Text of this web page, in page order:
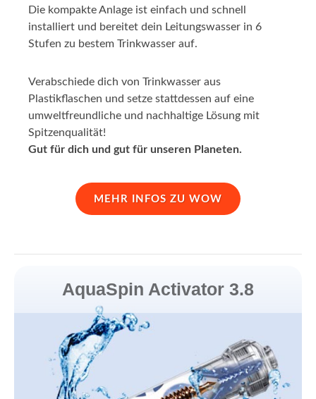
Die kompakte Anlage ist einfach und schnell
installiert und bereitet dein Leitungswasser in 6
Stufen zu bestem Trinkwasser auf.
Verabschiede dich von Trinkwasser aus
Plastikflaschen und setze stattdessen auf eine
umweltfreundliche und nachhaltige Lösung mit
Spitzenqualität!
Gut für dich und gut für unseren Planeten.
MEHR INFOS ZU WOW
AquaSpin Activator 3.8